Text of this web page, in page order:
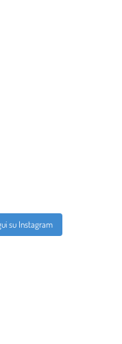
su Instagram